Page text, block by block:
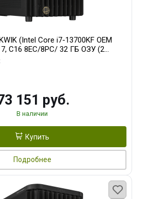
(Intel Core i7-13700KF OEM
C16 8EC/8PC/ 32 ГБ ОЗУ (2
24GB GDDR6X 384-Bit 3xDP
151 руб.
В наличии
Купить
Подробнее